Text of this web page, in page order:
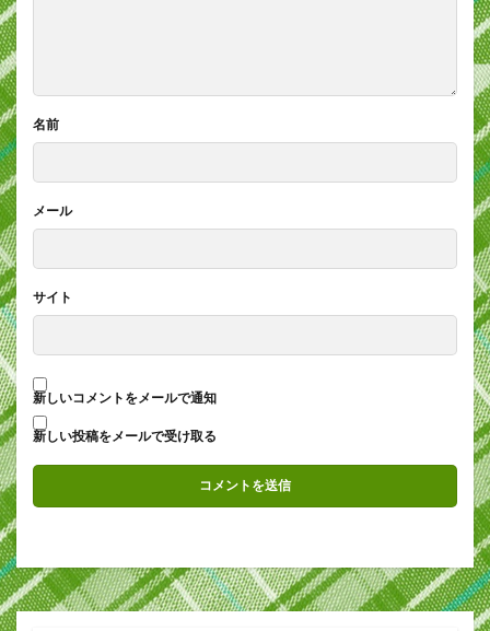
名前
メール
サイト
新しいコメントをメールで通知
新しい投稿をメールで受け取る